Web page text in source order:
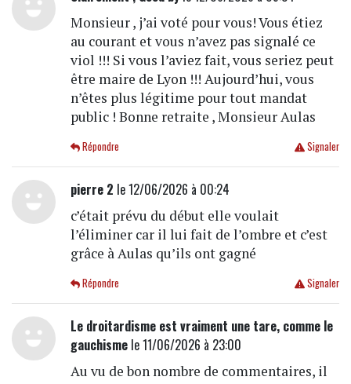
Monsieur , j’ai voté pour vous! Vous étiez
au courant et vous n’avez pas signalé ce
viol !!! Si vous l’aviez fait, vous seriez peut
être maire de Lyon !!! Aujourd’hui, vous
n’êtes plus légitime pour tout mandat
public ! Bonne retraite , Monsieur Aulas
Signaler
Répondre
pierre 2 le 12/06/2026 à 00:24
c’était prévu du début elle voulait
l’éliminer car il lui fait de l’ombre et c’est
grâce à Aulas qu’ils ont gagné
Signaler
Répondre
Le droitardisme est vraiment une tare, comme le
gauchismele 11/06/2026 à 23:00
Au vu de bon nombre de commentaires, il